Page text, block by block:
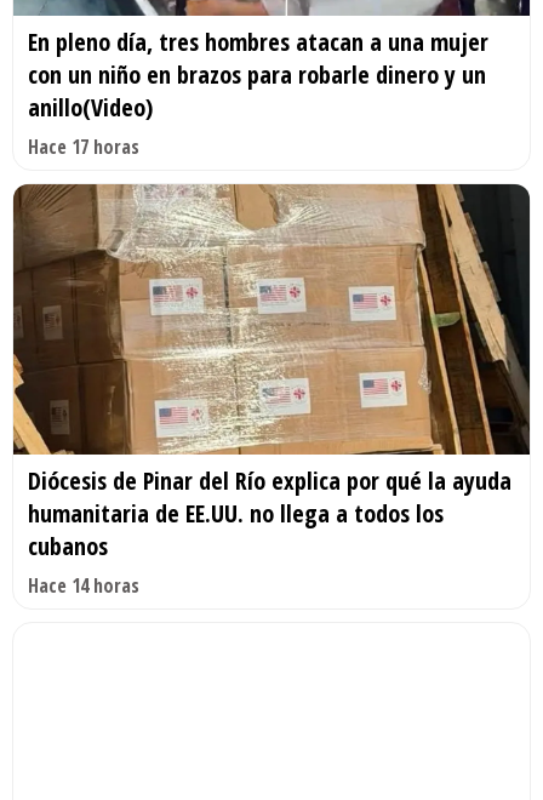
En pleno día, tres hombres atacan a una mujer
con un niño en brazos para robarle dinero y un
anillo(Video)
Hace 17 horas
Diócesis de Pinar del Río explica por qué la ayuda
humanitaria de EE.UU. no llega a todos los
cubanos
Hace 14 horas